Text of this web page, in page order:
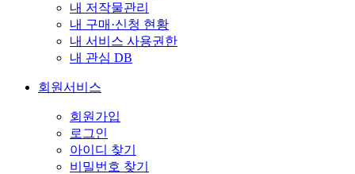
내 저작물관리
내 구매·신청 현황
내 서비스 사용권한
내 관심 DB
회원서비스
회원가입
로그인
아이디 찾기
비밀번호 찾기